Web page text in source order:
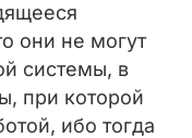
они не могут
системы, в
при которой
ибо тогда